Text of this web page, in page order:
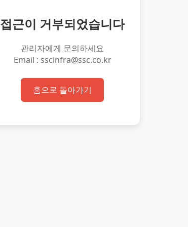
접근이 거부되었습니다
관리자에게 문의하세요
Email : sscinfra@ssc.co.kr
홈으로 돌아가기